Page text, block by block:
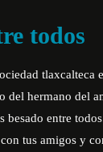
todos
tlaxcalteca
del hermano del
besado entre
tus amigos y